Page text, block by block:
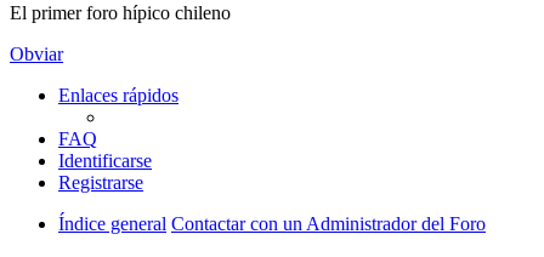
El primer foro hípico chileno
Obviar
Enlaces rápidos
FAQ
Identificarse
Registrarse
Índice general Contactar con un Administrador del Foro